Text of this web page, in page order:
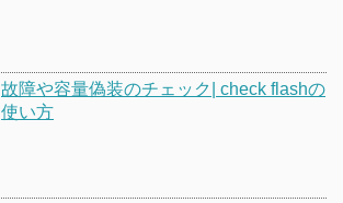
故障や容量偽装のチェック| check flashの
使い方